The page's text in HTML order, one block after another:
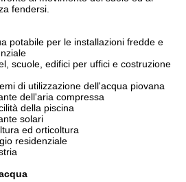
fendersi.
potabile per le installazioni fredde e
scuole, edifici per uffici e costruzione
di utilizzazione dell'acqua piovana
dell'aria compressa
della piscina
solari
ed orticoltura
residenziale